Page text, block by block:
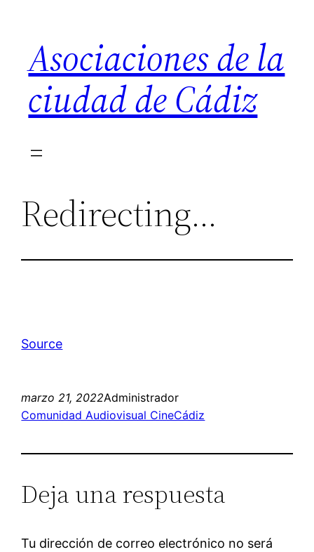
contenido
Asociaciones de la
ciudad de Cádiz
Redirecting…
Source
marzo 21, 2022Administrador
Comunidad Audiovisual CineCádiz
Deja una respuesta
Tu dirección de correo electrónico no será